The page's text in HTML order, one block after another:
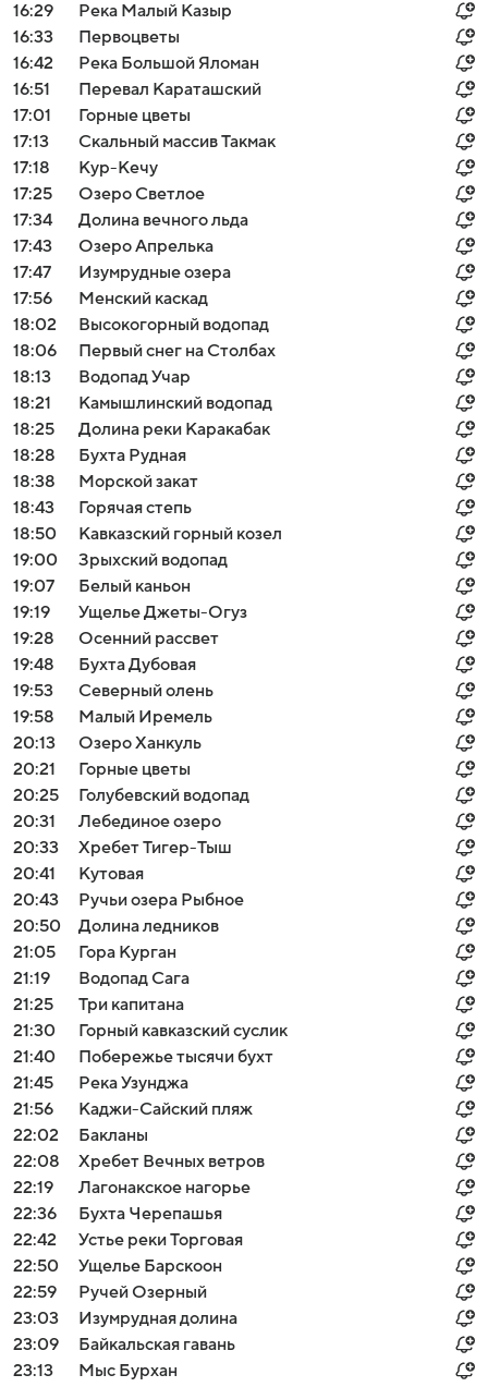
16:29
Река Малый Казыр
16:33
Первоцветы
16:42
Река Большой Яломан
16:51
Перевал Караташский
17:01
Горные цветы
17:13
Скальный массив Такмак
17:18
Кур-Кечу
17:25
Озеро Светлое
17:34
Долина вечного льда
17:43
Озеро Апрелька
17:47
Изумрудные озера
17:56
Менский каскад
18:02
Высокогорный водопад
18:06
Первый снег на Столбах
18:13
Водопад Учар
18:21
Камышлинский водопад
18:25
Долина реки Каракабак
18:28
Бухта Рудная
18:38
Морской закат
18:43
Горячая степь
18:50
Кавказский горный козел
19:00
Зрыхский водопад
19:07
Белый каньон
19:19
Ущелье Джеты-Огуз
19:28
Осенний рассвет
19:48
Бухта Дубовая
19:53
Северный олень
19:58
Малый Иремель
20:13
Озеро Ханкуль
20:21
Горные цветы
20:25
Голубевский водопад
20:31
Лебединое озеро
20:33
Хребет Тигер-Тыш
20:41
Кутовая
20:43
Ручьи озера Рыбное
20:50
Долина ледников
21:05
Гора Курган
21:19
Водопад Сага
21:25
Три капитана
21:30
Горный кавказский суслик
21:40
Побережье тысячи бухт
21:45
Река Узунджа
21:56
Каджи-Сайский пляж
22:02
Бакланы
22:08
Хребет Вечных ветров
22:19
Лагонакское нагорье
22:36
Бухта Черепашья
22:42
Устье реки Торговая
22:50
Ущелье Барскоон
22:59
Ручей Озерный
23:03
Изумрудная долина
23:09
Байкальская гавань
23:13
Мыс Бурхан